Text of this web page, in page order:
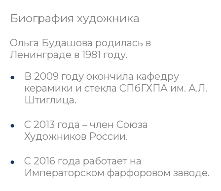
Биография художника
Ольга Будашова родилась в
Ленинграде в 1981 году.
В 2009 году окончила кафедру
керамики и стекла СПбГХПА им. А.Л.
Штиглица.
С 2013 года – член Союза
Художников России.
С 2016 года работает на
Императорском фарфоровом заводе.